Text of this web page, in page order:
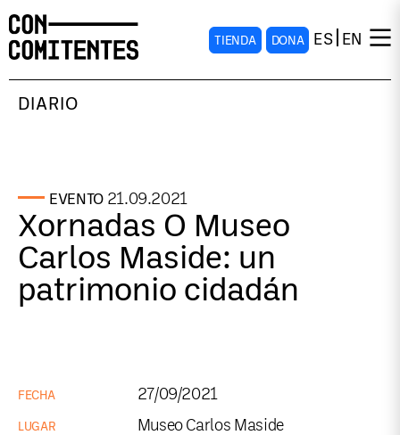
TIENDA DONA ES EN
DIARIO
EVENTO 21.09.2021
Xornadas O Museo
Carlos Maside: un
patrimonio cidadán
FECHA 27/09/2021
LUGAR Museo Carlos Maside